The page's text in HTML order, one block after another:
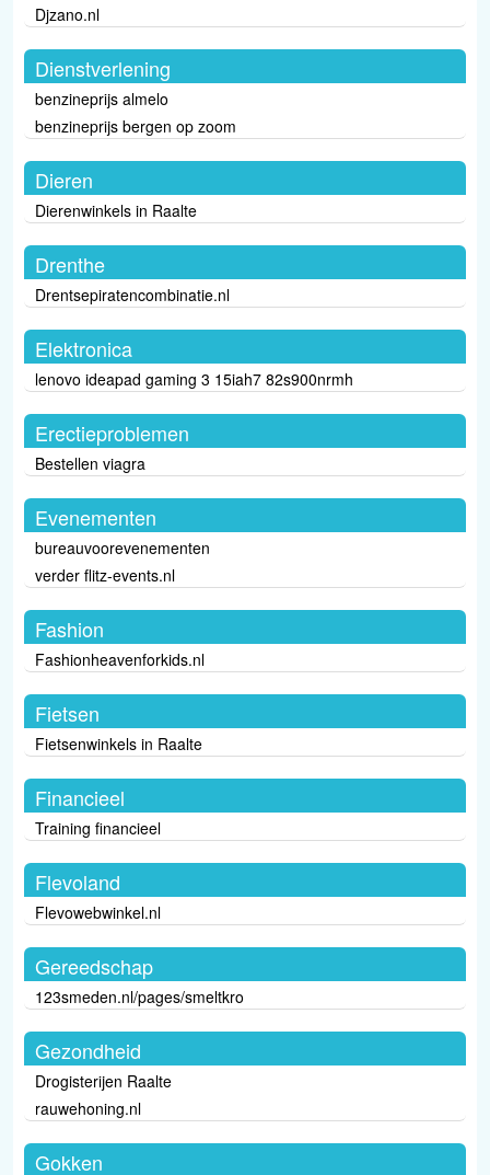
Djzano.nl
Dienstverlening
benzineprijs almelo
benzineprijs bergen op zoom
Dieren
Dierenwinkels in Raalte
Drenthe
Drentsepiratencombinatie.nl
Elektronica
lenovo ideapad gaming 3 15iah7 82s900nrmh
Erectieproblemen
Bestellen viagra
Evenementen
bureauvoorevenementen
verder flitz-events.nl
Fashion
Fashionheavenforkids.nl
Fietsen
Fietsenwinkels in Raalte
Financieel
Training financieel
Flevoland
Flevowebwinkel.nl
Gereedschap
123smeden.nl/pages/smeltkro
Gezondheid
Drogisterijen Raalte
rauwehoning.nl
Gokken